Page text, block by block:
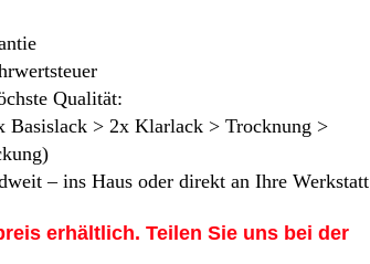
Qualität:
Basislack > 2x Klarlack > Trocknung >
– ins Haus oder direkt an Ihre Werkstatt
erhältlich. Teilen Sie uns bei der